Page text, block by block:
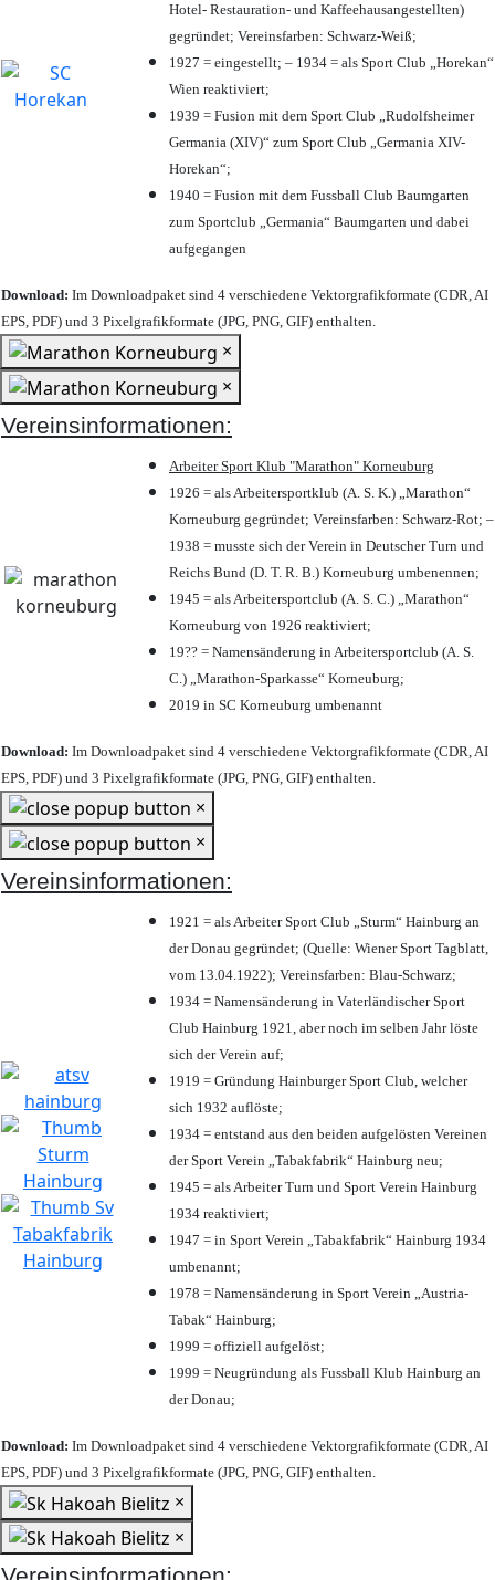
Hotel- Restauration- und Kaffeehausangestellten)
gegründet; Vereinsfarben: Schwarz-Weiß;
1927 = eingestellt; – 1934 = als Sport Club „Horekan“
Wien reaktiviert;
1939 = Fusion mit dem Sport Club „Rudolfsheimer
Germania (XIV)“ zum Sport Club „Germania XIV-
Horekan“;
1940 = Fusion mit dem Fussball Club Baumgarten
zum Sportclub „Germania“ Baumgarten und dabei
aufgegangen
Download: Im Downloadpaket sind 4 verschiedene Vektorgrafikformate (CDR, AI
EPS, PDF) und 3 Pixelgrafikformate (JPG, PNG, GIF) enthalten.
×
×
Vereinsinformationen:
Arbeiter Sport Klub "Marathon" Korneuburg
1926 = als Arbeitersportklub (A. S. K.) „Marathon“
Korneuburg gegründet; Vereinsfarben: Schwarz-Rot; –
1938 = musste sich der Verein in Deutscher Turn und
Reichs Bund (D. T. R. B.) Korneuburg umbenennen;
1945 = als Arbeitersportclub (A. S. C.) „Marathon“
Korneuburg von 1926 reaktiviert;
19?? = Namensänderung in Arbeitersportclub (A. S.
C.) „Marathon-Sparkasse“ Korneuburg;
2019 in SC Korneuburg umbenannt
Download: Im Downloadpaket sind 4 verschiedene Vektorgrafikformate (CDR, AI
EPS, PDF) und 3 Pixelgrafikformate (JPG, PNG, GIF) enthalten.
×
×
Vereinsinformationen:
1921 = als Arbeiter Sport Club „Sturm“ Hainburg an
der Donau gegründet; (Quelle: Wiener Sport Tagblatt,
vom 13.04.1922); Vereinsfarben: Blau-Schwarz;
1934 = Namensänderung in Vaterländischer Sport
Club Hainburg 1921, aber noch im selben Jahr löste
sich der Verein auf;
1919 = Gründung Hainburger Sport Club, welcher
sich 1932 auflöste;
1934 = entstand aus den beiden aufgelösten Vereinen
der Sport Verein „Tabakfabrik“ Hainburg neu;
1945 = als Arbeiter Turn und Sport Verein Hainburg
1934 reaktiviert;
1947 = in Sport Verein „Tabakfabrik“ Hainburg 1934
umbenannt;
1978 = Namensänderung in Sport Verein „Austria-
Tabak“ Hainburg;
1999 = offiziell aufgelöst;
1999 = Neugründung als Fussball Klub Hainburg an
der Donau;
Download: Im Downloadpaket sind 4 verschiedene Vektorgrafikformate (CDR, AI
EPS, PDF) und 3 Pixelgrafikformate (JPG, PNG, GIF) enthalten.
×
×